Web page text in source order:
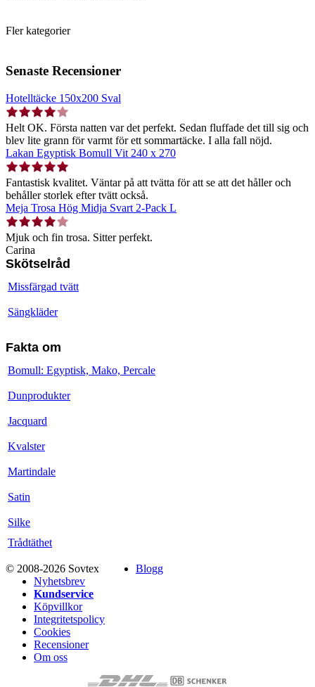
Fler kategorier
Senaste Recensioner
Hotelltäcke 150x200 Sval
Helt OK. Första natten var det perfekt. Sedan fluffade det till sig och
blev lite grann för varmt för ett sommartäcke. I alla fall nöjd.
Lakan Egyptisk Bomull Vit 240 x 270
Fantastisk kvalitet. Väntar på att tvätta för att se att det håller och
behåller storlek efter tvätt också.
Meja Trosa Hög Midja Svart 2-Pack L
Mjuk och fin trosa. Sitter perfekt.
Carina
Skötselråd
Missfärgad tvätt
Sängkläder
Fakta om
Bomull: Egyptisk, Mako, Percale
Dunprodukter
Jacquard
Kvalster
Martindale
Satin
Silke
Trådtäthet
© 2008-2026 Sovtex
Blogg
Nyhetsbrev
Kundservice
Köpvillkor
Integritetspolicy
Cookies
Recensioner
Om oss